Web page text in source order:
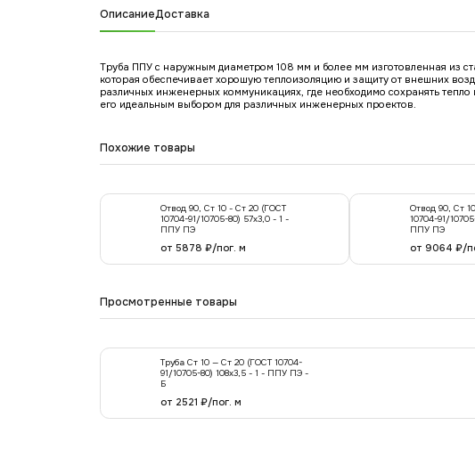
ОписаниеДоставка
Труба ППУ с наружным диаметром 108 мм и более мм изготовленная из
которая обеспечивает хорошую теплоизоляцию и защиту от внешних
различных инженерных коммуникациях, где необходимо сохранять
его идеальным выбором для различных инженерных проектов.
Похожие товары
Отвод 90, Ст 10 - Ст 20 (ГОСТ
10704-91/10705-80) 57х3,0 - 1 -
ППУ ПЭ
от 5878 ₽/пог. м
Отвод 90, Ст
10704-91/
ППУ ПЭ
от 9064 ₽/
Просмотренные товары
Труба Ст 10 — Ст 20 (ГОСТ 10704-
91/10705-80) 108x3,5 - 1 - ППУ ПЭ -
Б
от 2521 ₽/пог. м